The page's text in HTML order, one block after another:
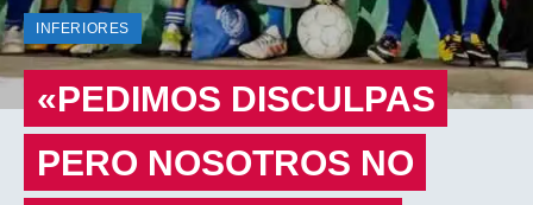
INFERIORES
«PEDIMOS DISCULPAS
PERO NOSOTROS NO